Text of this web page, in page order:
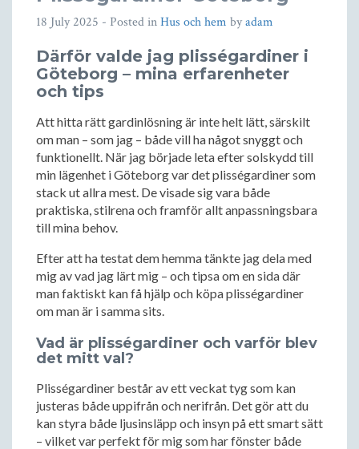
18 July 2025 - Posted inHus och hem byadam
Därför valde jag plisségardiner i
Göteborg – mina erfarenheter
och tips
Att hitta rätt gardinlösning är inte helt lätt, särskilt
om man – som jag – både vill ha något snyggt och
funktionellt. När jag började leta efter solskydd till
min lägenhet i Göteborg var det plisségardiner som
stack ut allra mest. De visade sig vara både
praktiska, stilrena och framför allt anpassningsbara
till mina behov.
Efter att ha testat dem hemma tänkte jag dela med
mig av vad jag lärt mig – och tipsa om en sida där
man faktiskt kan få hjälp och köpa plisségardiner
om man är i samma sits.
Vad är plisségardiner och varför blev
det mitt val?
Plisségardiner består av ett veckat tyg som kan
justeras både uppifrån och nerifrån. Det gör att du
kan styra både ljusinsläpp och insyn på ett smart sätt
– vilket var perfekt för mig som har fönster både